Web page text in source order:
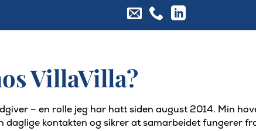
VillaVilla?
– en rolle jeg har hatt siden august 2014. Min
daglige kontakten og sikrer at samarbeidet fungerer